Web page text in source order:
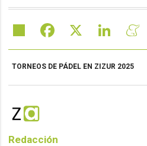
Share Facebook LinkedIn
TORNEOS DE PÁDEL EN ZIZUR 2025
Redacción